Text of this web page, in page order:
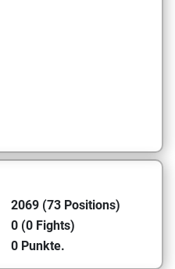
2069 (73 Positions)
0 (0 Fights)
0 Punkte.